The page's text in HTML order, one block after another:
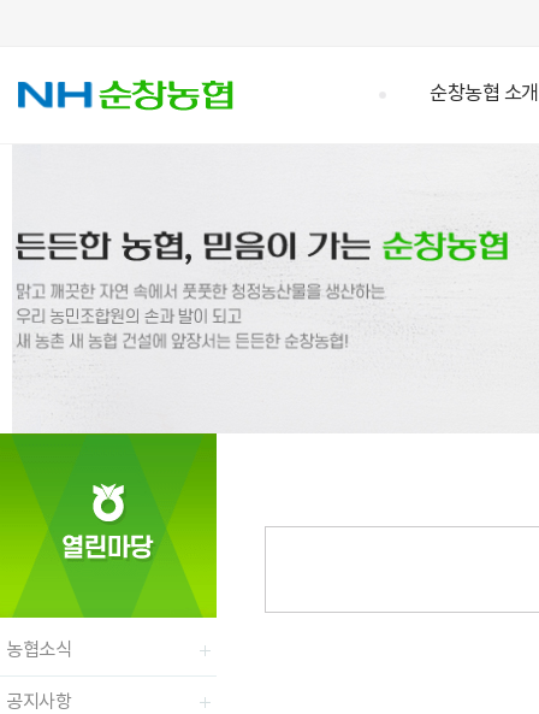
순창농협 소개
농협소식
공지사항